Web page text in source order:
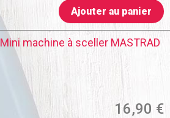
Ajouter au panier
Mini machine à sceller MASTRAD
16,90 €